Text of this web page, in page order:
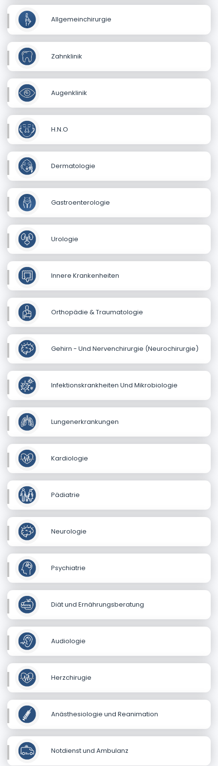
Allgemeinchirurgie
Zahnklinik
Augenklinik
H.N.O
Dermatologie
Gastroenterologie
Urologie
Innere Krankenheiten
Orthopädie & Traumatologie
Gehirn - Und Nervenchirurgie (Neurochirurgie)
Infektionskrankheiten Und Mikrobiologie
Lungenerkrankungen
Kardiologie
Pädiatrie
Neurologie
Psychiatrie
Diät und Ernährungsberatung
Audiologie
Herzchirugie
Anästhesiologie und Reanimation
Notdienst und Ambulanz